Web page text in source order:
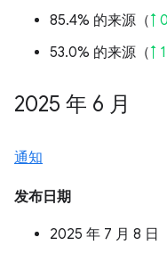
85.4% 的来源（↑
53.0% 的来源（↑
2025 年 6 月
通知
发布日期
2025 年 7 月 8 日